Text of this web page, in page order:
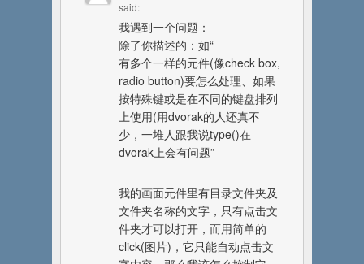
said:
我遇到一个问题：
除了你描述的：如“
有多个一样的元件(像check box,
radio button)要怎么处理、如果
按特殊键或是在不同的键盘排列
上使用(用dvorak的人还真不
少，一堆人跟我说type()在
dvorak上会有问题”
我的画面元件里有目录文件夹及
文件夹名称的文字，只有点击文
件夹才可以打开，而用简单的
click(图片)，它只能自动点击文